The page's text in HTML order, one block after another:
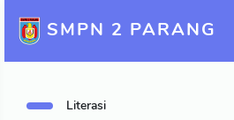
SMPN 2 PARANG
Literasi